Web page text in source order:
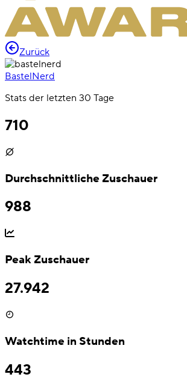
Zurück
BastelNerd
Stats der letzten 30 Tage
710
Durchschnittliche Zuschauer
988
Peak Zuschauer
27.942
Watchtime in Stunden
443